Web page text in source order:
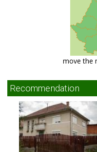
move the
Recommendation